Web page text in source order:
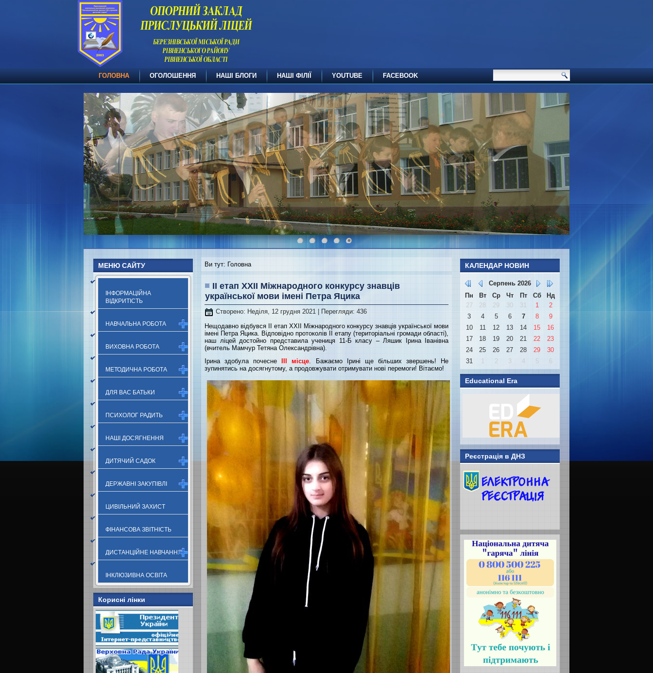
ГОЛОВНА ОГОЛОШЕННЯ НАШІ БЛОГИ НАШІ ФІЛІЇ YOUTUBE FACEBOOK
МЕНЮ САЙТУ
ІНФОРМАЦІЙНА
ВІДКРИТІСТЬ
НАВЧАЛЬНА РОБОТА
ВИХОВНА РОБОТА
МЕТОДИЧНА РОБОТА
ДЛЯ ВАС БАТЬКИ
ПСИХОЛОГ РАДИТЬ
НАШІ ДОСЯГНЕННЯ
ДИТЯЧИЙ САДОК
ДЕРЖАВНІ ЗАКУПІВЛІ
ЦИВІЛЬНИЙ ЗАХИСТ
ФІНАНСОВА ЗВІТНІСТЬ
ДИСТАНЦІЙНЕ НАВЧАННЯ
ІНКЛЮЗИВНА ОСВІТА
Корисні лінки
Ви тут: Головна
ІІ етап ХХІІ Міжнародного конкурсу знавців
української мови імені Петра Яцика
Створено: Неділя, 12 грудня 2021 | Перегляди: 436
Нещодавно відбувся ІІ етап ХХІІ Міжнародного конкурсу знавців української мови
імені Петра Яцика. Відповідно протоколів ІІ етапу (територіальні громади області),
наш ліцей достойно представила учениця 11-Б класу – Ляшик Ірина Іванівна
(вчитель Мамчур Тетяна Олександрівна).
Ірина здобула почеснеІІІ місце . Бажаємо Ірині ще більших звершень! Не
зупинятись на досягнутому, а продовжувати отримувати нові перемоги! Вітаємо!
КАЛЕНДАР НОВИН
Серпень 2026
Пн
Вт Ср Чт Пт Сб
Нд
27
28 29 30 31 1
2
3
4 5 6 7 8
9
10
11 12 13 14 15
16
17
18 19 20 21 22
23
24
25 26 27 28 29
30
31
1 2 3 4 5 6
Educational Era
Реєстрація в ДНЗ